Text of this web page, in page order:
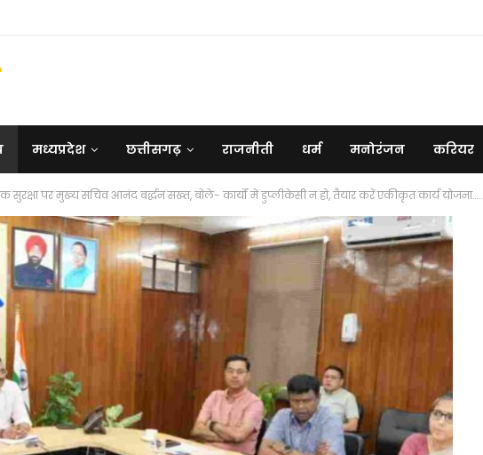
मध्यप्रदेश छत्तीसगढ़ राजनीती धर्म मनोरंजन करियर
पर मुख्य सचिव आनंद बर्द्धन सख्त, बोले- कार्यों में डुप्लीकेसी न हो, तैयार करें एकीकृत कार्य योजना…..